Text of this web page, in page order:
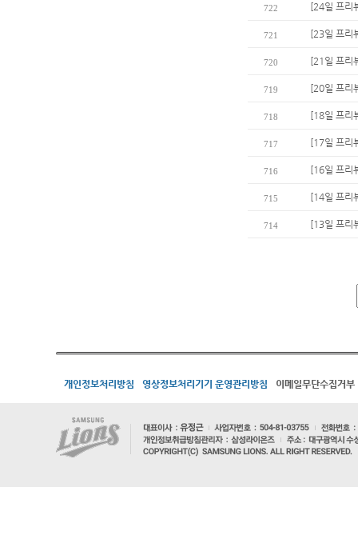
722 [24일 프리
721 [23일 프리
720 [21일 프리
719 [20일 프리
718 [18일 프리
717 [17일 프리
716 [16일 프리
715 [14일 프리
714 [13일 프리
개인정보처리방침 영상정보처리기기 운영관리방침 이메일무단수집거부